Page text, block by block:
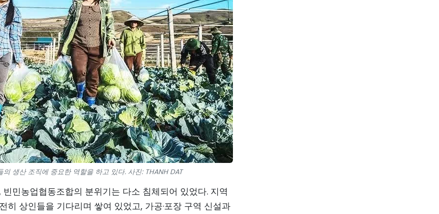
생산 조직에 중요한 역할을 하고 있다. 사진: THANH DAT
민농업협동조합의 분위기는 다소 침체되어 있었다. 지역
히 상인들을 기다리며 쌓여 있었고, 가공·포장 구역 신설과